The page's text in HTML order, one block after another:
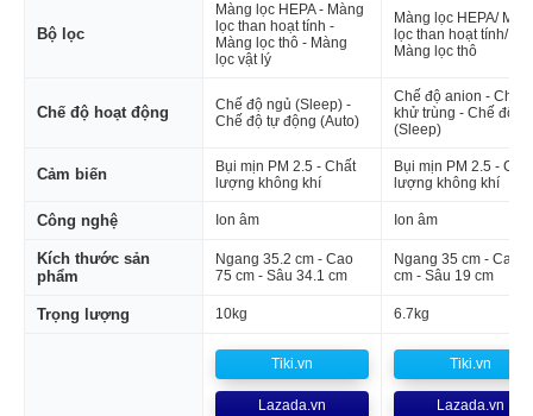
Bộ lọc
Màng lọc HEPA - Màng
lọc than hoạt tính -
Màng lọc thô - Màng
lọc vật lý
Màng lọc HEPA/
lọc than hoạt tính/
Màng lọc thô
Chế độ hoạt động
Chế độ ngủ (Sleep) -
Chế độ tự động (Auto)
Chế độ anion - Chế
khử trùng - Chế độ
(Sleep)
Cảm biến
Bụi mịn PM 2.5 - Chất
lượng không khí
Bụi mịn PM 2.5 - Chất
lượng không khí
Công nghệ Ion âm Ion âm
Kích thước sản
phẩm
Ngang 35.2 cm - Cao
75 cm - Sâu 34.1 cm
Ngang 35 cm - Cao
cm - Sâu 19 cm
Trọng lượng 10kg 6.7kg
Tiki.vn
Lazada.vn
Tiki.vn
Lazada.vn